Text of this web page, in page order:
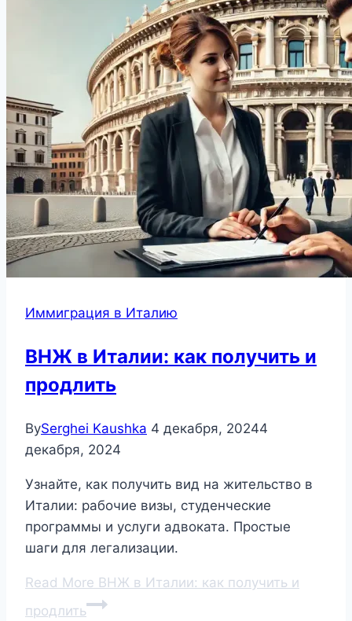
Иммиграция в Италию
ВНЖ в Италии: как получить и
продлить
BySerghei Kaushka 4 декабря, 20244
декабря, 2024
Узнайте, как получить вид на жительство в
Италии: рабочие визы, студенческие
программы и услуги адвоката. Простые
шаги для легализации.
Read More ВНЖ в Италии: как получить и
продлить